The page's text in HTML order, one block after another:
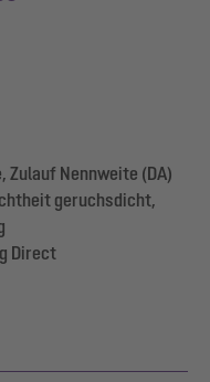
Zulauf Nennweite (DA)
geruchsdicht,
Direct